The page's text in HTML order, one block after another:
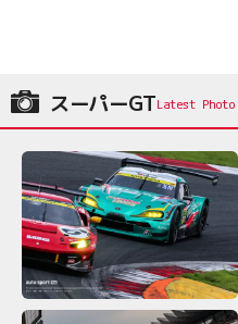
スーパーGT